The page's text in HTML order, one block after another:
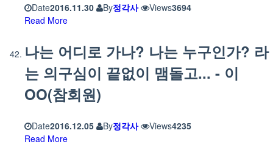
Date2016.11.30 By정각사 Views3694
Read More
나는 어디로 가나? 나는 누구인가? 라
는 의구심이 끝없이 맴돌고... - 이
OO(참회원)
Date2016.12.05 By정각사 Views4235
Read More